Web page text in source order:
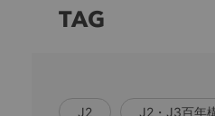
TAG
J2 J2・J3百年